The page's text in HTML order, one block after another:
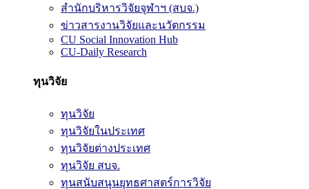
สำนักบริหารวิจัยจุฬาฯ (สบจ.)
ข่าวสารงานวิจัยและนวัตกรรม
CU Social Innovation Hub
CU-Daily Research
ทุนวิจัย
ทุนวิจัย
ทุนวิจัยในประเทศ
ทุนวิจัยต่างประเทศ
ทุนวิจัย สบจ.
ทุนสนับสนุนยุทธศาสตร์การวิจัย